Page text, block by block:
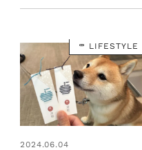
LIFESTYLE
2024.06.04